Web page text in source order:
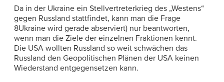
Da in der Ukraine ein Stellvertreterkrieg des „Westens“
gegen Russland stattfindet, kann man die Frage
8Ukraine wird gerade abserviert) nur beantworten,
wenn man die Ziele der einzelnen Fraktionen kennt.
Die USA wollten Russland so weit schwächen das
Russland den Geopolitischen Plänen der USA keinen
Wiederstand entgegensetzen kann.